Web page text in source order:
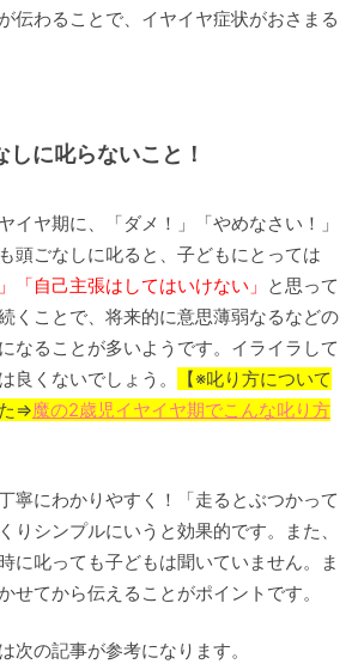
伝わることで、イヤイヤ症状がおさまる
しに叱らないこと！
イヤ期に、「ダメ！」「やめなさい！」
頭ごなしに叱ると、子どもにとっては
「自己主張はしてはいけない」 と思って
くことで、将来的に意思薄弱なるなどの
なることが多いようです。イライラして
良くないでしょう。
【※叱り方について
⇒魔の2歳児イヤイヤ期でこんな叱り方
寧にわかりやすく！「走るとぶつかって
りシンプルにいうと効果的です。また、
に叱っても子どもは聞いていません。ま
せてから伝えることがポイントです。
次の記事が参考になります。